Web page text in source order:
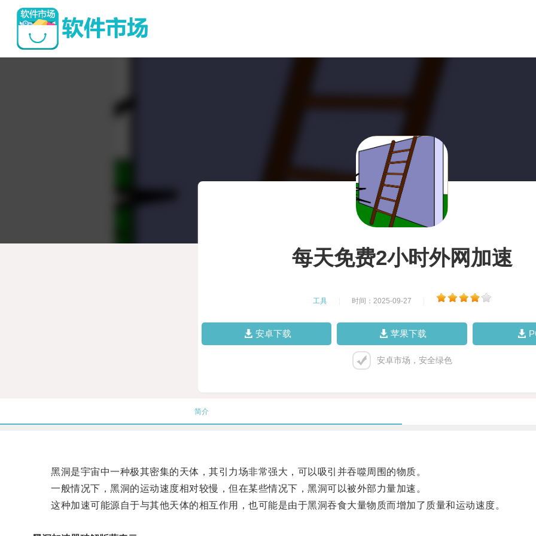
每天免费2小时外网加速
工具 时间：2025-09-27
安卓下载 苹果下载
安卓市场，安全绿色
简介
黑洞是宇宙中一种极其密集的天体，其引力场非常强大，可以吸引并吞噬周围的物质。
一般情况下，黑洞的运动速度相对较慢，但在某些情况下，黑洞可以被外部力量加速。
这种加速可能源自于与其他天体的相互作用，也可能是由于黑洞吞食大量物质而增加了质量和运动速度。